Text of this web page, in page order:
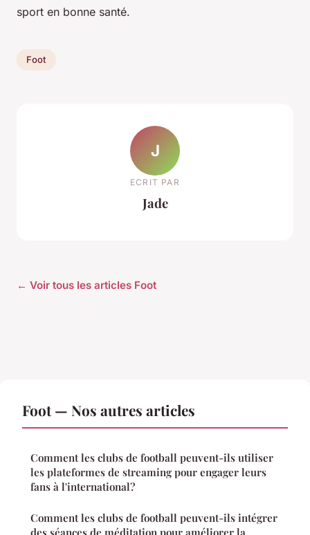
sport en bonne santé.
Foot
J
ECRIT PAR
Jade
← Voir tous les articles Foot
Foot — Nos autres articles
Comment les clubs de football peuvent-ils utiliser
les plateformes de streaming pour engager leurs
fans à l'international?
Comment les clubs de football peuvent-ils intégrer
des séances de méditation pour améliorer la